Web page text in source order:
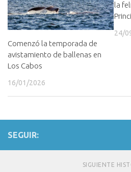
Comenzó la temporada de
avistamiento de ballenas en
Los Cabos
16/01/2026
la
24/
SEGUIR:
SIGUIENTE